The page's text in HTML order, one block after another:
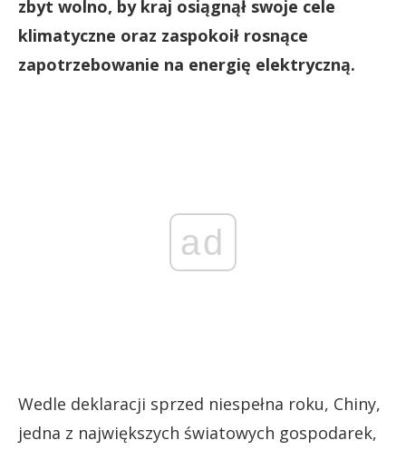
zbyt wolno, by kraj osiągnął swoje cele
klimatyczne oraz zaspokoił rosnące
zapotrzebowanie na energię elektryczną.
ad
Wedle deklaracji sprzed niespełna roku, Chiny,
jedna z największych światowych gospodarek,